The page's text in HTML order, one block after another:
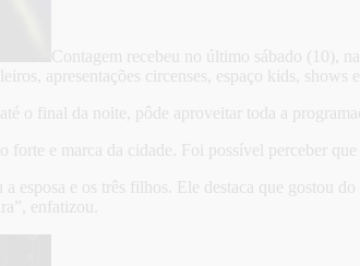
Contagem recebeu no último sábado (10),
apresentações circenses, espaço kids, shows
o final da noite, pôde aproveitar toda a
forte e marca da cidade. Foi possível perceber
esposa e os três filhos. Ele destaca que gostou
enfatizou.